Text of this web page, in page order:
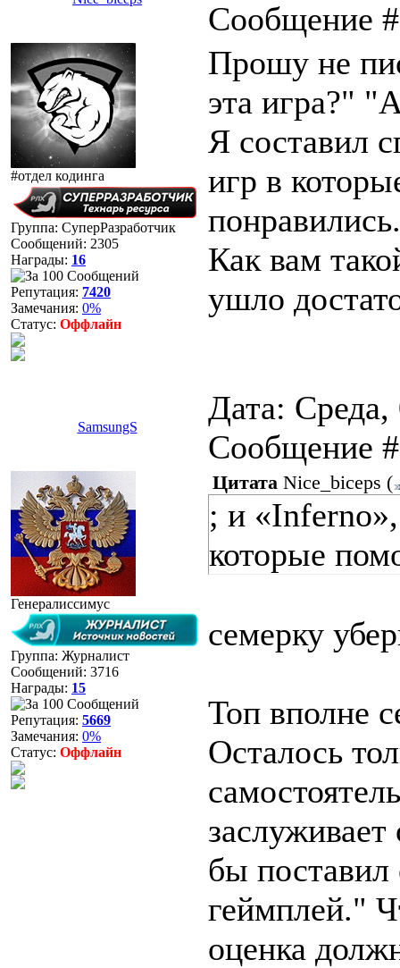
Сообщение
#отдел кодинга
Группа: СуперРазработчик
Сообщений: 2305
Награды: 16
Репутация: 7420
Замечания: 0%
Статус: Оффлайн
Прошу не
эта игра?"
Я составил
игр в
понравились.
Как вам
ушло
SamsungS
Дата:
Сообщение
Генералиссимус
Группа: Журналист
Сообщений: 3716
Награды: 15
Репутация: 5669
Замечания: 0%
Статус: Оффлайн
Цитата Nice_biceps (
; и
которые
семерку
Топ вполне
Осталось
бы поставил
геймплей."
оценка